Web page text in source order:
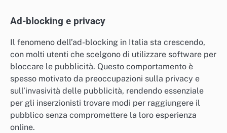
Ad-blocking e privacy
Il fenomeno dell’ad-blocking in Italia sta crescendo,
con molti utenti che scelgono di utilizzare software per
bloccare le pubblicità. Questo comportamento è
spesso motivato da preoccupazioni sulla privacy e
sull’invasività delle pubblicità, rendendo essenziale
per gli inserzionisti trovare modi per raggiungere il
pubblico senza compromettere la loro esperienza
online.